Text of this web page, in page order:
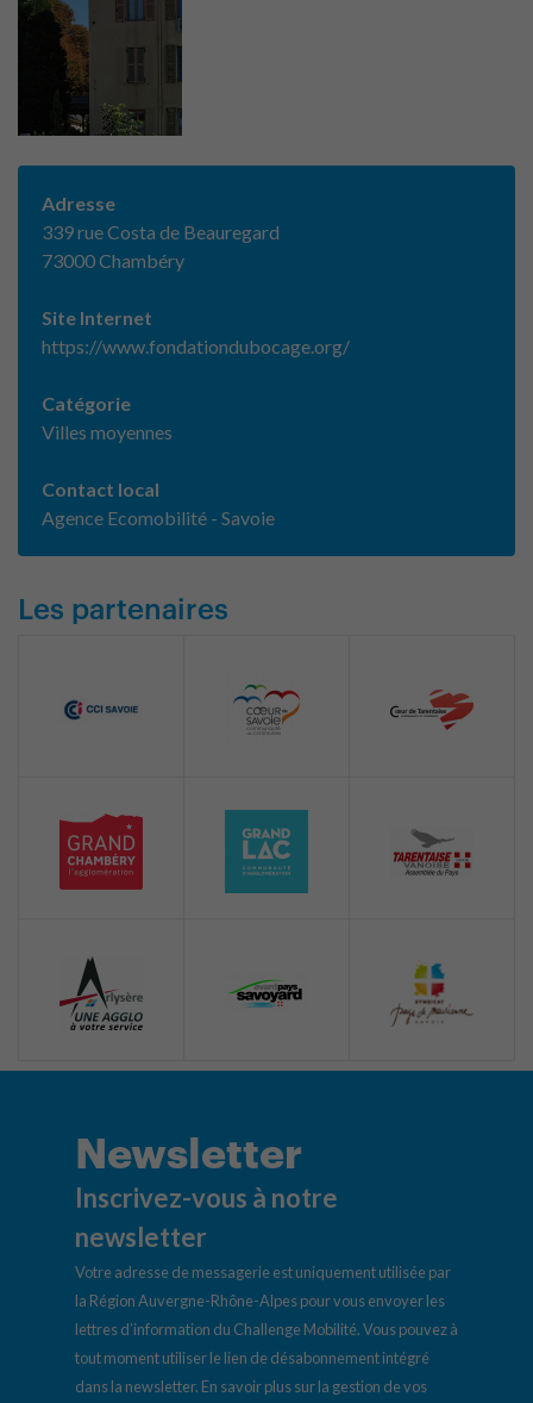
Adresse
339 rue Costa de Beauregard
73000 Chambéry
Site Internet
https://www.fondationdubocage.org/
Catégorie
Villes moyennes
Contact local
Agence Ecomobilité - Savoie
Les partenaires
Newsletter
Inscrivez-vous à notre
newsletter
Votre adresse de messagerie est uniquement utilisée par
la Région Auvergne-Rhône-Alpes pour vous envoyer les
lettres d’information du Challenge Mobilité. Vous pouvez à
tout moment utiliser le lien de désabonnement intégré
dans la newsletter. En savoir plus sur la gestion de vos